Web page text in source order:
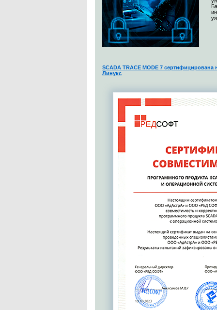
SCADA TRACE MODE 7
Линукс